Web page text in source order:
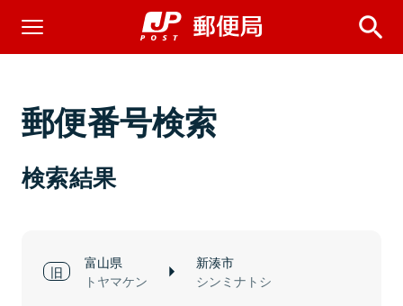
郵便番号検索
検索結果
富山県
トヤマケン
新湊市
シンミナトシ